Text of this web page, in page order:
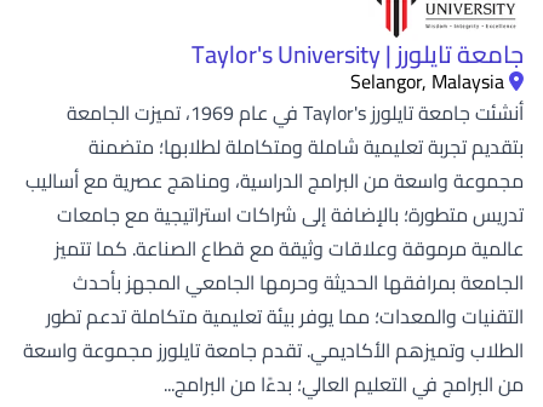
جامعة تايلورز | Taylor's University
Selangor, Malaysia
أنشئت جامعة تايلورز Taylor's في عام 1969، تميزت الجامعة
بتقديم تجربة تعليمية شاملة ومتكاملة لطلابها؛ متضمنة
مجموعة واسعة من البرامج الدراسية، ومناهج عصرية مع أساليب
تدريس متطورة؛ بالإضافة إلى شراكات استراتيجية مع جامعات
عالمية مرموقة وعلاقات وثيقة مع قطاع الصناعة. كما تتميز
الجامعة بمرافقها الحديثة وحرمها الجامعي المجهز بأحدث
التقنيات والمعدات؛ مما يوفر بيئة تعليمية متكاملة تدعم تطور
الطلاب وتميزهم الأكاديمي. تقدم جامعة تايلورز مجموعة واسعة
من البرامج في التعليم العالي؛ بدءًا من البرامج...